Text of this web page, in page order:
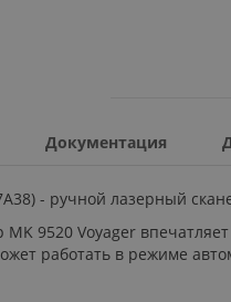
Документация
- ручной лазерный
9520 Voyager
работать в режиме